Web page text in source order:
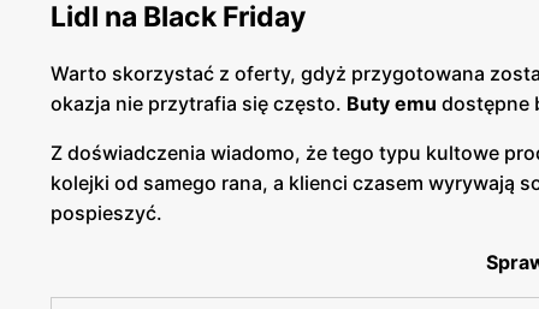
Lidl na Black Friday
Warto skorzystać z oferty, gdyż przygotowana
okazja nie przytrafia się często. Buty emu dostępne
Z doświadczenia wiadomo, że tego typu kultowe
kolejki od samego rana, a klienci czasem wyrywają
pospieszyć.